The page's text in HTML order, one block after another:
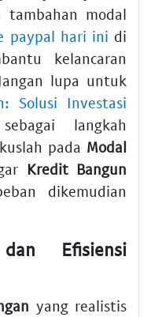
tambahan modal
paypal hari ini di
kelancaran
lupa untuk
Solusi Investasi
langkah
pada Modal
Kredit Bangun
dikemudian
Efisiensi
yang realistis